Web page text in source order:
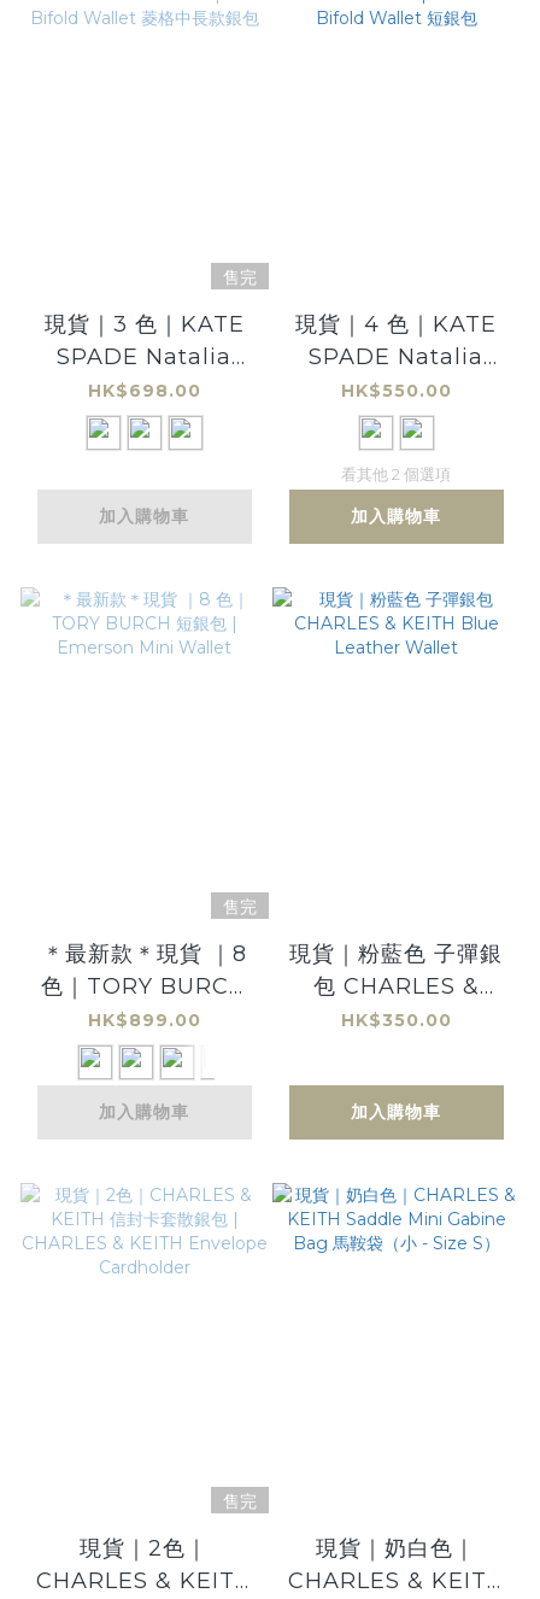
售完
現貨｜3 色｜KATE
SPADE Natalia
Medium Compact
Bifold Wallet 菱格
中長款銀包
HK$698.00
加入購物車
現貨｜4 色｜KATE
SPADE Natalia
Small Zip-Around
Bifold Wallet 短銀
包
HK$550.00
看其他 2 個選項
加入購物車
售完
＊最新款＊現貨 ｜8
色｜TORY BURCH
短銀包 | Emerson
Mini Wallet
HK$899.00
加入購物車
現貨｜粉藍色 子彈銀
包 CHARLES &
KEITH Blue
HK$350.00
加入購物車
售完
現貨｜2色｜
CHARLES & KEITH
現貨｜奶白色｜
CHARLES & KEITH